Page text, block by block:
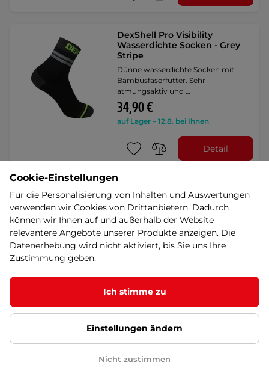
DexShell Pro Visibility
Wasserdichte Socken - Grey
Stripe
Dünne wasserdichte Socken mit
Bambusfaserfutter. Sehr
atmungsaktiv und …
34,90 €
auf Lager – 12.8. bei Ihnen
Detail
Brubeck Dry Langarm-
Funktionsshirt für Männer -
Black / / GraphiteSALE
Funktionelles, schnell trocknendes
Shirt mit Thermoregulierung, bereit
für jede …
ausverkauft
Brubeck Dry Damen-
Unterhosen - Schwarz/Fuchsia
SALE
Cookie-Einstellungen
Für die Personalisierung von Inhalten und Auswertungen
verwenden wir Cookies von Drittanbietern. Dadurch
können wir Ihnen auf und außerhalb der Website
relevantere Angebote unserer Produkte anzeigen. Die
Datenerhebung wird nicht aktiviert, bis Sie uns Ihre
Zustimmung geben.
Ich stimme zu
Einstellungen ändern
Nicht zustimmen